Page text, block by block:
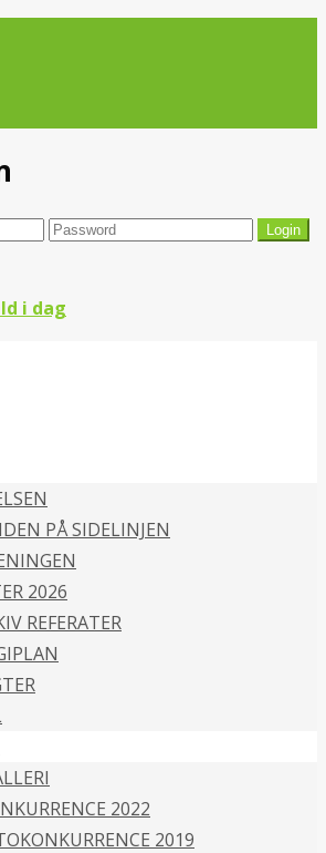
i dag
PÅ SIDELINJEN
2026
REFERATER
2022
2019